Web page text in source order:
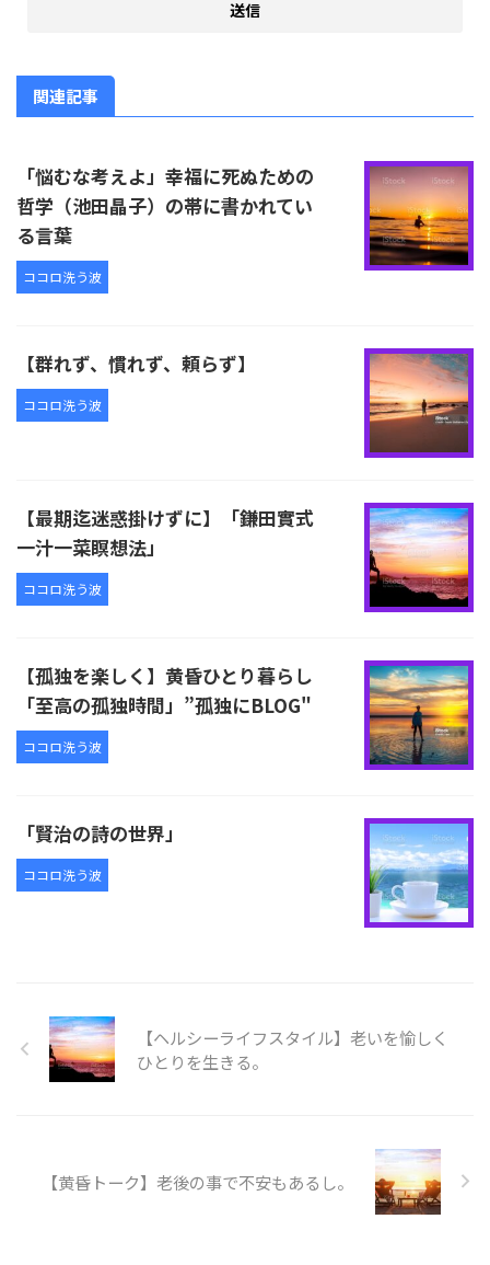
関連記事
「悩むな考えよ」幸福に死ぬための
哲学（池田晶子）の帯に書かれてい
る言葉
ココロ洗う波
【群れず、慣れず、頼らず】
ココロ洗う波
【最期迄迷惑掛けずに】「鎌田實式
一汁一菜瞑想法」
ココロ洗う波
【孤独を楽しく】黄昏ひとり暮らし
「至高の孤独時間」”孤独にBLOG"
ココロ洗う波
「賢治の詩の世界」
ココロ洗う波
【ヘルシーライフスタイル】老いを愉しく
ひとりを生きる。
【黄昏トーク】老後の事で不安もあるし。